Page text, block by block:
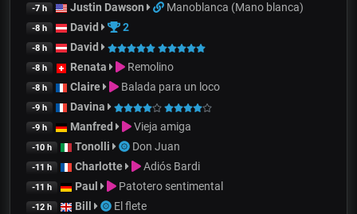
-7 h Justin Dawson Manoblanca (Mano blanca)
-8 h David 2
-8 h David
-8 h Renata Remolino
-8 h Claire Balada para un loco
-9 h Davina
-9 h Manfred Vieja amiga
-10 h Tonolli Don Juan
-11 h Charlotte Adiós Bardi
-11 h Paul Patotero sentimental
-12 h Bill El flete